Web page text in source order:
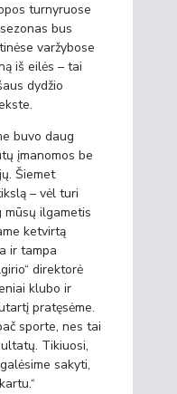
turnyruose
bus
varžybose
iš eilės – tai
dydžio
buvo daug
įmanomos be
Šiemet
– vėl turi
mūsų ilgametis
ketvirtą
ir tampa
direktorė
klubo ir
pratęsėme.
sporte, nes tai
Tikiuosi,
sakyti,